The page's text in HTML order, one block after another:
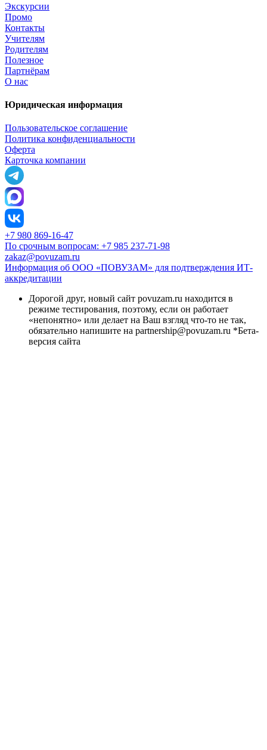
Экскурсии
Промо
Контакты
Учителям
Родителям
Полезное
Партнёрам
О нас
Юридическая информация
Пользовательское соглашение
Политика конфиденциальности
Оферта
Карточка компании
+7 980 869-16-47
По срочным вопросам: +7 985 237-71-98
zakaz@povuzam.ru
Информация об ООО «ПОВУЗАМ» для подтверждения ИТ-
аккредитации
Дорогой друг, новый сайт povuzam.ru находится в
режиме тестирования, поэтому, если он работает
«непонятно» или делает на Ваш взгляд что-то не так,
обязательно напишите на partnership@povuzam.ru *Бета-
версия сайта